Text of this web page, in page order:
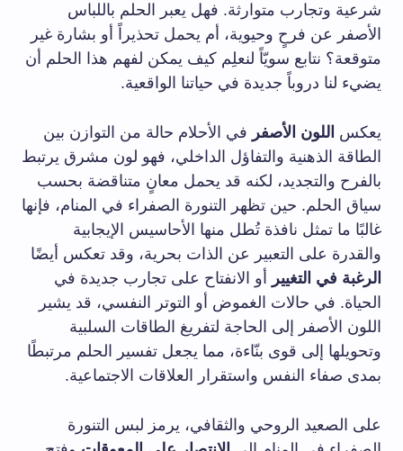
شرعية وتجارب متوارثة. فهل يعبر الحلم باللباس
الأصفر عن فرحٍ وحيوية، أم يحمل تحذيراً أو بشارة غير
متوقعة؟ نتابع سويّاً لنعلِم كيف يمكن لفهم هذا الحلم أن
يضيء لنا دروباً جديدة في حياتنا الواقعية.
يعكس اللون الأصفر في الأحلام حالة من التوازن بين
الطاقة الذهنية والتفاؤل الداخلي، فهو لون مشرق يرتبط
بالفرح والتجديد، لكنه قد يحمل معانٍ متناقضة بحسب
سياق الحلم. حين تظهر التنورة الصفراء في المنام، فإنها
غالبًا ما تمثل نافذة تُطل منها الأحاسيس الإيجابية
والقدرة على التعبير عن الذات بحرية، وقد تعكس أيضًا
الرغبة في التغيير
أو الانفتاح على تجارب جديدة في
الحياة. في حالات الغموض أو التوتر النفسي، قد يشير
اللون الأصفر إلى الحاجة لتفريغ الطاقات السلبية
وتحويلها إلى قوى بنّاءة، مما يجعل تفسير الحلم مرتبطًا
بمدى صفاء النفس واستقرار العلاقات الاجتماعية.
على الصعيد الروحي والثقافي، يرمز لبس التنورة